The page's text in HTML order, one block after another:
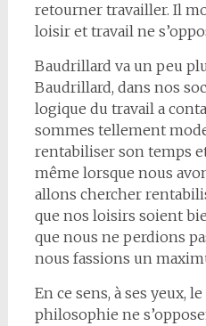
retourner travailler. Il
loisir et travail ne
Baudrillard va un peu
Baudrillard, dans nos
logique du travail a
sommes tellement
rentabiliser son temps
même lorsque nous
allons chercher
que nos loisirs soient
que nous ne perdions
nous fassions un
En ce sens, à ses yeux,
philosophie ne